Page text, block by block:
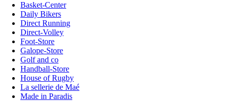
Basket-Center
Daily Bikers
Direct Running
Direct-Volley
Foot-Store
Galope-Store
Golf and co
Handball-Store
House of Rugby
La sellerie de Maé
Made in Paradis